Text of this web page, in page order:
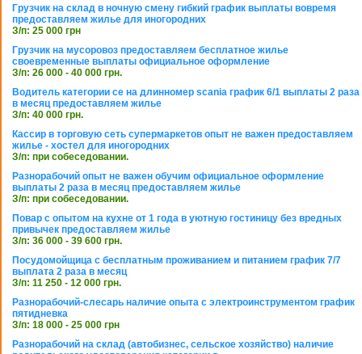
Грузчик на склад в ночную смену гибкий график выплаты вовремя
предоставляем жилье для иногородних
З/п: 25 000 грн
Грузчик на мусоровоз предоставляем бесплатное жилье
своевременные выплаты официальное оформление
З/п: 26 000 - 40 000 грн.
Водитель категории се на длинномер scania график 6/1 выплаты 2 раза
в месяц предоставляем жилье
З/п: 40 000 грн.
Кассир в торговую сеть супермаркетов опыт не важен предоставляем
жилье - хостел для иногородних
З/п: при собеседовании.
Разнорабочий опыт не важен обучим официальное оформление
выплаты 2 раза в месяц предоставляем жилье
З/п: при собеседовании.
Повар с опытом на кухне от 1 года в уютную гостиницу без вредных
привычек предоставляем жилье
З/п: 36 000 - 39 600 грн.
Посудомойщица с бесплатным проживанием и питанием график 7/7
выплата 2 раза в месяц
З/п: 11 250 - 12 000 грн.
Разнорабочий-слесарь наличие опыта с электроинструментом график
пятидневка
З/п: 18 000 - 25 000 грн
Разнорабочий на склад (автобизнес, сельское хозяйство) наличие